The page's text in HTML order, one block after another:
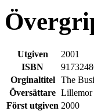
Utgiven
2001
ISBN
Orginaltitel
The
Översättare Lillemor
Först utgiven 2000